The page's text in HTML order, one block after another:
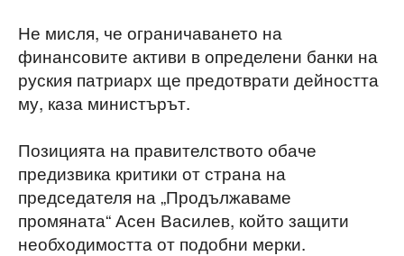
Не мисля, че ограничаването на
финансовите активи в определени банки на
руския патриарх ще предотврати дейността
му, каза министърът.
Позицията на правителството обаче
предизвика критики от страна на
председателя на „Продължаваме
промяната“ Асен Василев, който защити
необходимостта от подобни мерки.